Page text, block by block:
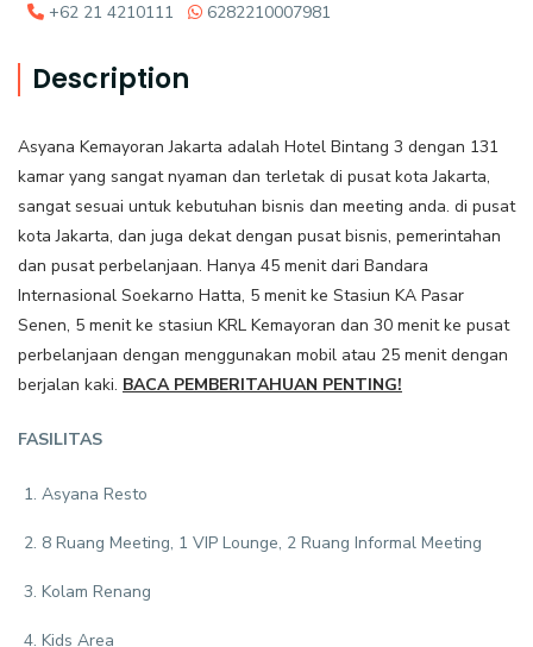
+62 21 4210111
6282210007981
Description
Asyana Kemayoran Jakarta adalah Hotel Bintang 3 dengan 131
kamar yang sangat nyaman dan terletak di pusat kota Jakarta,
sangat sesuai untuk kebutuhan bisnis dan meeting anda. di pusat
kota Jakarta, dan juga dekat dengan pusat bisnis, pemerintahan
dan pusat perbelanjaan. Hanya 45 menit dari Bandara
Internasional Soekarno Hatta, 5 menit ke Stasiun KA Pasar
Senen, 5 menit ke stasiun KRL Kemayoran dan 30 menit ke pusat
perbelanjaan dengan menggunakan mobil atau 25 menit dengan
berjalan kaki. BACA PEMBERITAHUAN PENTING!
FASILITAS
Asyana Resto
8 Ruang Meeting, 1 VIP Lounge, 2 Ruang Informal Meeting
Kolam Renang
Kids Area